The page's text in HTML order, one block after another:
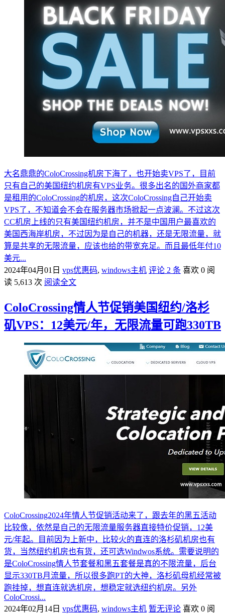
大名鼎鼎的ColoCrossing机房下海了，也开始卖VPS了，目前
只有自己的美国纽约机房有VPS业务。很多出名的国外商家都
是租用的ColoCrossing的机房，这次ColoCrossing自己开始卖
VPS了，不知道会不会在服务器市场掀起一点波澜。不过这次
CC机房上线的只有美国纽约机房，并不是中国用户最喜欢的
美国西海岸机房，不过因为是自己的机器，还是无限流量，就
算是共享的无限流量，应该也给的带宽充足。而且最低年付10
美元...
2024年04月01日 vps优惠码, windows主机 评论 2 条 喜欢 0 阅
读 5,613 次 阅读全文
ColoCrossing情人节促销美国纽约/洛杉
矶VPS：12美元/年，无限流量可跑330TB
ColoCrossing2024年情人节促销活动来了，跟去年的黑五活动
比较像，依然是自己的无限流量服务器直接特价促销，12美
元/年起。目前因为上新中，比较火的直连的洛杉矶机房也有
货，当然纽约机房也有货，还可选Windwos系统。需要说明的
是ColoCrossing情人节套餐和黑五套餐是真的不限流量，后台
显示330TB月流量，所以很多跑PT的大神，洛杉矶母机经常被
跑挂掉，想直连就选机房，想稳定就选纽约机房。另外
ColoCrossi...
2024年02月14日 vps优惠码, windows主机 暂无评论 喜欢 0 阅